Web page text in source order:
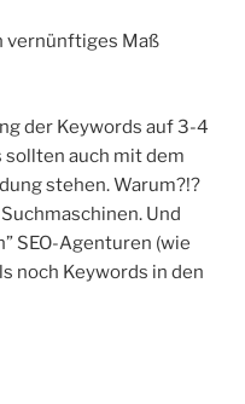
vernünftiges Maß
der Keywords auf 3-4
sollten auch mit dem
stehen. Warum?!?
Und
SEO-Agenturen (wie
noch Keywords in den